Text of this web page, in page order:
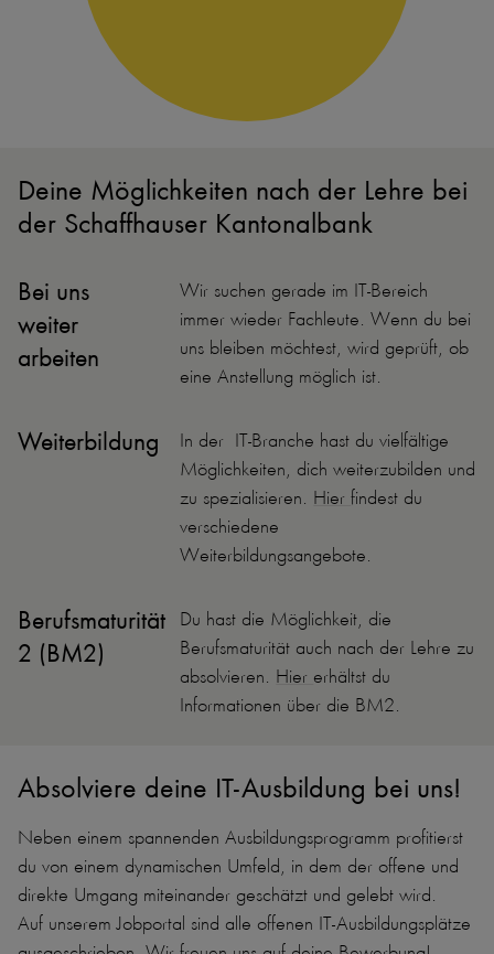
Deine Möglichkeiten nach der Lehre bei
der Schaffhauser Kantonalbank
Bei uns
weiter
arbeiten
Wir suchen gerade im IT-Bereich
immer wieder Fachleute. Wenn du bei
uns bleiben möchtest, wird geprüft, ob
eine Anstellung möglich ist.
Weiterbildung
In der IT-Branche hast du vielfältige
Möglichkeiten, dich weiterzubilden und
zu spezialisieren. Hierfindest du
verschiedene
Weiterbildungsangebote.
Berufsmaturität
2 (BM2)
Du hast die Möglichkeit, die
Berufsmaturität auch nach der Lehre zu
absolvieren. Hier erhältst du
Informationen über die BM2.
Absolviere deine IT-Ausbildung bei uns!
Neben einem spannenden Ausbildungsprogramm profitierst
du von einem dynamischen Umfeld, in dem der offene und
direkte Umgang miteinander geschätzt und gelebt wird.
Auf unserem Jobportal sind alle offenen IT-Ausbildungsplätze